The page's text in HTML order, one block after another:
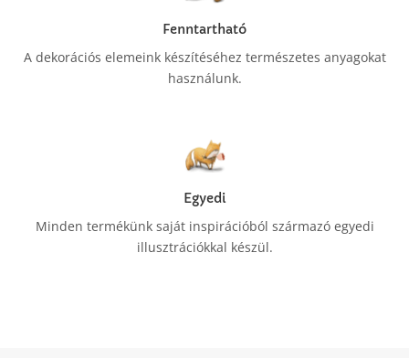
Fenntartható
A dekorációs elemeink készítéséhez természetes anyagokat
használunk.
Egyedi
Minden termékünk saját inspirációból származó egyedi
illusztrációkkal készül.